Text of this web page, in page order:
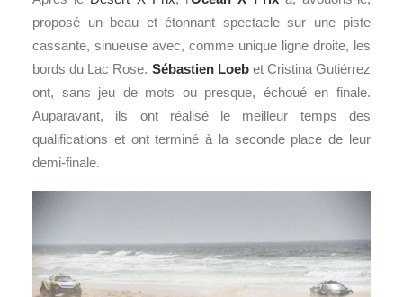
proposé un beau et étonnant spectacle sur une piste
cassante, sinueuse avec, comme unique ligne droite, les
bords du Lac Rose. Sébastien Loebet Cristina Gutiérrez
ont, sans jeu de mots ou presque, échoué en finale.
Auparavant, ils ont réalisé le meilleur temps des
qualifications et ont terminé à la seconde place de leur
demi-finale.